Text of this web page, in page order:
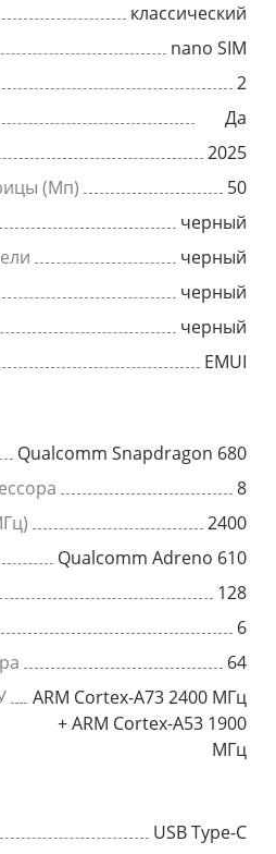
классический
nano SIM
2
Да
2025
(Мп)
50
черный
черный
черный
черный
EMUI
Qualcomm Snapdragon 680
8
2400
Qualcomm Adreno 610
128
6
64
ARM Cortex-A73 2400 МГц
+ ARM Cortex-A53 1900
МГц
USB Type-C